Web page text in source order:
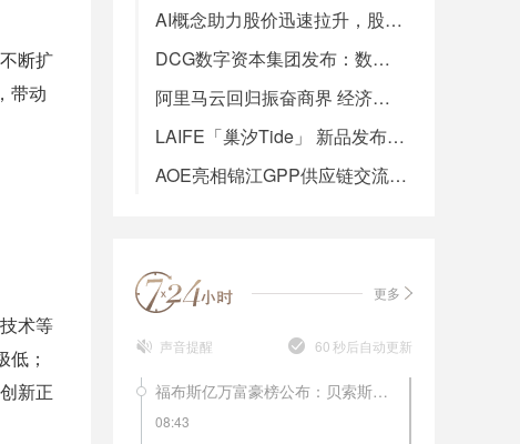
断扩
带动
术等
；
新正
AI概念助力股价迅速拉升，股东集中套现的背后，AI眼镜赛道路在何方？
DCG数字资本集团发布：数字经济新浪潮下的主动布局——VistaSage发布会现场直击
阿里马云回归振奋商界 经济活力十足欣欣向好！
LAIFE「巢汐Tide」 新品发布会盛大召开，“美似潮汐，更迭永续”引领抗衰新潮流
AOE亮相锦江GPP供应链交流会，解析酒店空气管理“密码”
更多
声音提醒 60秒后自动更新
福布斯亿万富豪榜公布：贝索斯再夺冠，马化腾居于第20位！
08:43